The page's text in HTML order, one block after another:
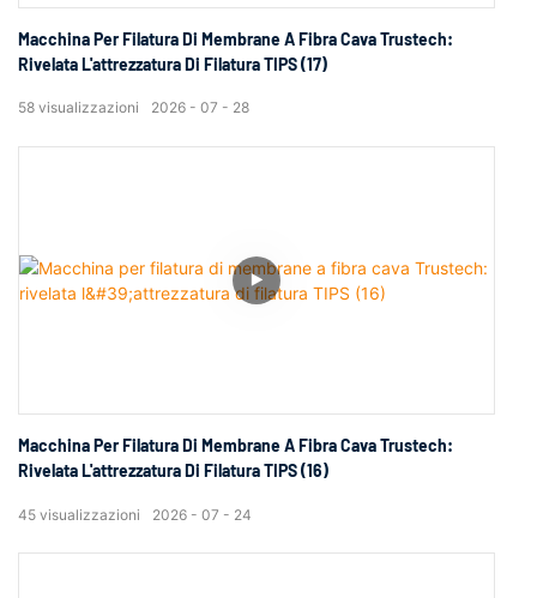
Macchina Per Filatura Di Membrane A Fibra Cava Trustech:
Rivelata L'attrezzatura Di Filatura TIPS (17)
2026 07 28
58 visualizzazioni
Macchina Per Filatura Di Membrane A Fibra Cava Trustech:
Rivelata L'attrezzatura Di Filatura TIPS (16)
2026 07 24
45 visualizzazioni